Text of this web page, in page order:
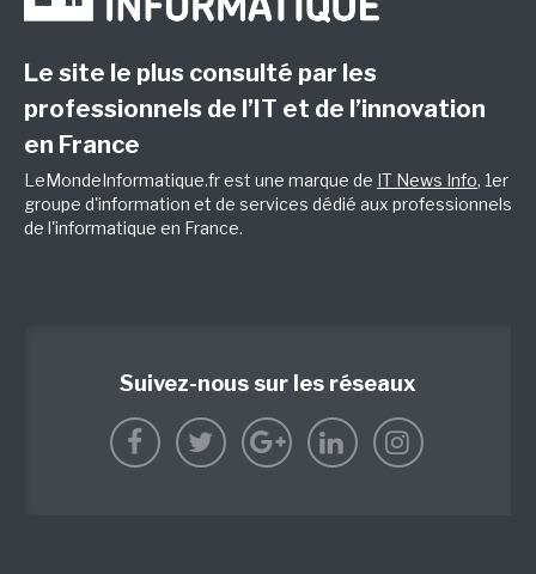
Le site le plus consulté par les
professionnels de l’IT et de l’innovation
en France
LeMondeInformatique.fr est une marque de IT News Info, 1er
groupe d'information et de services dédié aux professionnels
de l'informatique en France.
Suivez-nous sur les réseaux